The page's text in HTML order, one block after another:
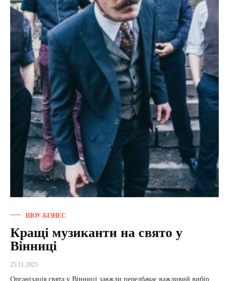
ШОУ-БІЗНЕС
Кращі музиканти на свято у
Вінниці
25.11.2025
Організація свята у Вінниці завжди передбачає важливий вибір